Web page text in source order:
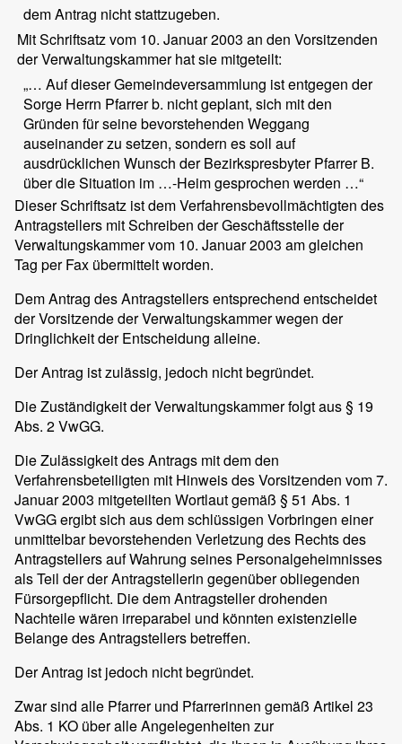
dem Antrag nicht stattzugeben.
Mit Schriftsatz vom 10. Januar 2003 an den Vorsitzenden
der Verwaltungskammer hat sie mitgeteilt:
„… Auf dieser Gemeindeversammlung ist entgegen der
Sorge Herrn Pfarrer b. nicht geplant, sich mit den
Gründen für seine bevorstehenden Weggang
auseinander zu setzen, sondern es soll auf
ausdrücklichen Wunsch der Bezirkspresbyter Pfarrer B.
über die Situation im …-Heim gesprochen werden …“
Dieser Schriftsatz ist dem Verfahrensbevollmächtigten des
Antragstellers mit Schreiben der Geschäftsstelle der
Verwaltungskammer vom 10. Januar 2003 am gleichen
Tag per Fax übermittelt worden.
Dem Antrag des Antragstellers entsprechend entscheidet
der Vorsitzende der Verwaltungskammer wegen der
Dringlichkeit der Entscheidung alleine.
Der Antrag ist zulässig, jedoch nicht begründet.
Die Zuständigkeit der Verwaltungskammer folgt aus § 19
Abs. 2 VwGG.
Die Zulässigkeit des Antrags mit dem den
Verfahrensbeteiligten mit Hinweis des Vorsitzenden vom 7.
Januar 2003 mitgeteilten Wortlaut gemäß § 51 Abs. 1
VwGG ergibt sich aus dem schlüssigen Vorbringen einer
unmittelbar bevorstehenden Verletzung des Rechts des
Antragstellers auf Wahrung seines Personalgeheimnisses
als Teil der der Antragstellerin gegenüber obliegenden
Fürsorgepflicht. Die dem Antragsteller drohenden
Nachteile wären irreparabel und könnten existenzielle
Belange des Antragstellers betreffen.
Der Antrag ist jedoch nicht begründet.
Zwar sind alle Pfarrer und Pfarrerinnen gemäß Artikel 23
Abs. 1 KO über alle Angelegenheiten zur